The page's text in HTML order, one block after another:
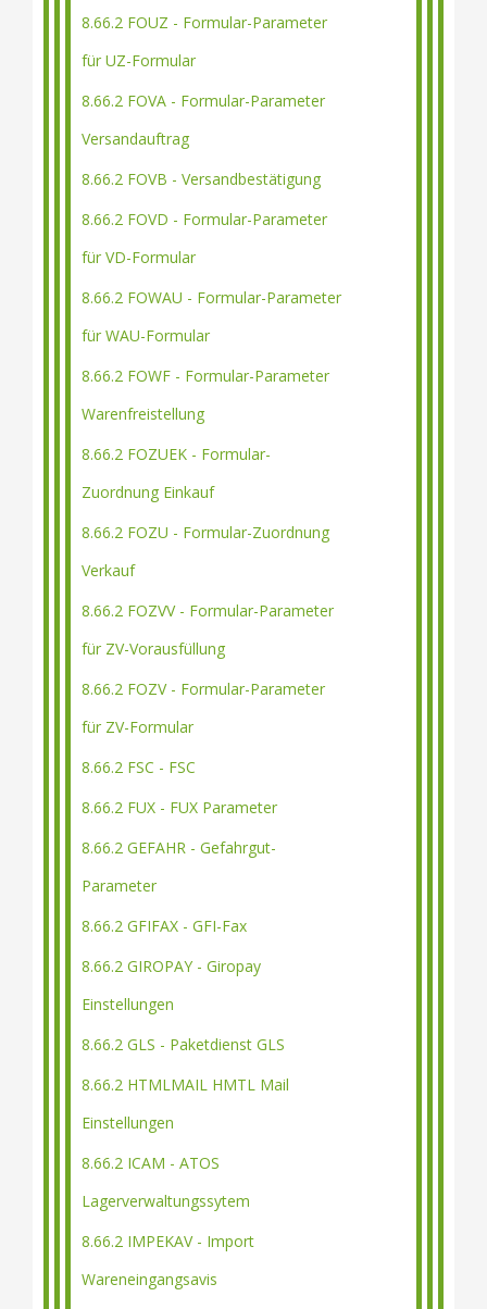
8.66.2 FOUZ - Formular-Parameter
für UZ-Formular
8.66.2 FOVA - Formular-Parameter
Versandauftrag
8.66.2 FOVB - Versandbestätigung
8.66.2 FOVD - Formular-Parameter
für VD-Formular
8.66.2 FOWAU - Formular-Parameter
für WAU-Formular
8.66.2 FOWF - Formular-Parameter
Warenfreistellung
8.66.2 FOZUEK - Formular-
Zuordnung Einkauf
8.66.2 FOZU - Formular-Zuordnung
Verkauf
8.66.2 FOZVV - Formular-Parameter
für ZV-Vorausfüllung
8.66.2 FOZV - Formular-Parameter
für ZV-Formular
8.66.2 FSC - FSC
8.66.2 FUX - FUX Parameter
8.66.2 GEFAHR - Gefahrgut-
Parameter
8.66.2 GFIFAX - GFI-Fax
8.66.2 GIROPAY - Giropay
Einstellungen
8.66.2 GLS - Paketdienst GLS
8.66.2 HTMLMAIL HMTL Mail
Einstellungen
8.66.2 ICAM - ATOS
Lagerverwaltungssytem
8.66.2 IMPEKAV - Import
Wareneingangsavis